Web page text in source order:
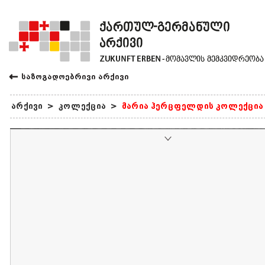
← საზოგადოებრივი არქივი
არქივი > კოლექცია > მარია ჰერცფელდის კოლექცია